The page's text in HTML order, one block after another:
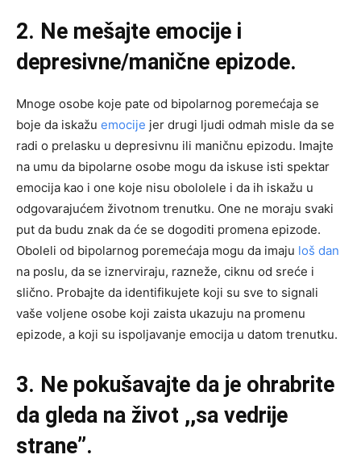
2. Ne mešajte emocije i
depresivne/manične epizode.
Mnoge osobe koje pate od bipolarnog poremećaja se
boje da iskažu emocije jer drugi ljudi odmah misle da se
radi o prelasku u depresivnu ili maničnu epizodu. Imajte
na umu da bipolarne osobe mogu da iskuse isti spektar
emocija kao i one koje nisu obololele i da ih iskažu u
odgovarajućem životnom trenutku. One ne moraju svaki
put da budu znak da će se dogoditi promena epizode.
Oboleli od bipolarnog poremećaja mogu da imaju loš dan
na poslu, da se iznerviraju, razneže, ciknu od sreće i
slično. Probajte da identifikujete koji su sve to signali
vaše voljene osobe koji zaista ukazuju na promenu
epizode, a koji su ispoljavanje emocija u datom trenutku.
3. Ne pokušavajte da je ohrabrite
da gleda na život ,,sa vedrije
strane”.